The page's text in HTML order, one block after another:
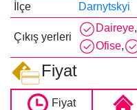
İlçe
Darnytskyi
Çıkış yerleri
Daireye,
Ofise,
Fiyat
Fiyat